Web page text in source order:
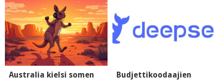
Australia kielsi somen
Budjettikoodaajien